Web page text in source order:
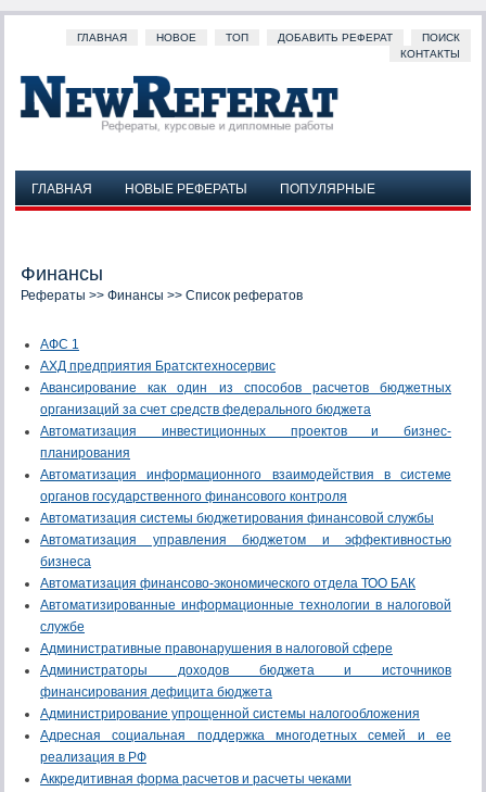
ГЛАВНАЯ НОВОЕ ТОП ДОБАВИТЬ РЕФЕРАТ
ПОИСК
КОНТАКТЫ
ГЛАВНАЯ НОВЫЕ РЕФЕРАТЫ
ПОПУЛЯРНЫЕ
Финансы
Рефераты >> Финансы >> Список рефератов
АФС 1
АХД предприятия Братсктехносервис
Авансирование как один из способов расчетов бюджетных
организаций за счет средств федерального бюджета
Автоматизация инвестиционных проектов и бизнес-
планирования
Автоматизация информационного взаимодействия в системе
органов государственного финансового контроля
Автоматизация системы бюджетирования финансовой службы
Автоматизация управления бюджетом и эффективностью
бизнеса
Автоматизация финансово-экономического отдела ТОО БАК
Автоматизированные информационные технологии в налоговой
службе
Административные правонарушения в налоговой сфере
Администраторы доходов бюджета и источников
финансирования дефицита бюджета
Администрирование упрощенной системы налогообложения
Адресная социальная поддержка многодетных семей и ее
реализация в РФ
Аккредитивная форма расчетов и расчеты чеками